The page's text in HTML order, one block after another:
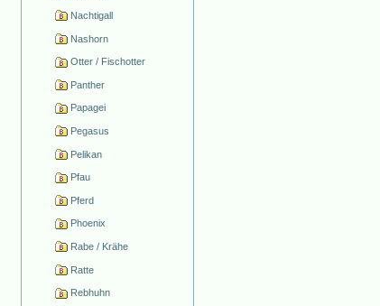
Nachtigall
Nashorn
Otter / Fischotter
Panther
Papagei
Pegasus
Pelikan
Pfau
Pferd
Phoenix
Rabe / Krähe
Ratte
Rebhuhn